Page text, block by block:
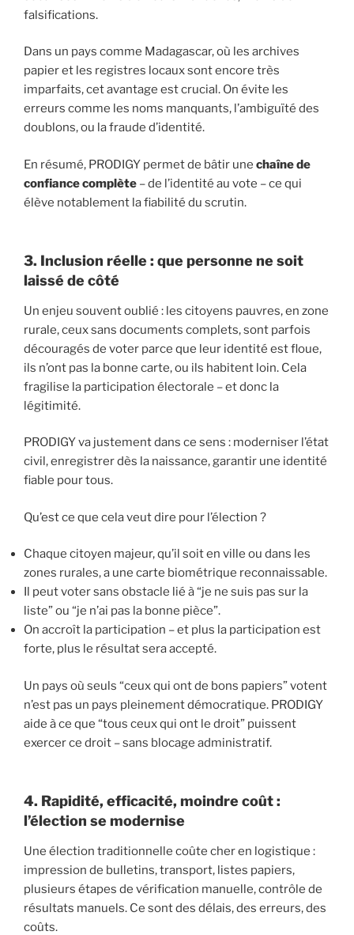
falsifications.
Dans un pays comme Madagascar, où les archives
papier et les registres locaux sont encore très
imparfaits, cet avantage est crucial. On évite les
erreurs comme les noms manquants, l’ambiguïté des
doublons, ou la fraude d’identité.
En résumé, PRODIGY permet de bâtir une chaîne de
confiance complète – de l’identité au vote – ce qui
élève notablement la fiabilité du scrutin.
3. Inclusion réelle : que personne ne soit
laissé de côté
Un enjeu souvent oublié : les citoyens pauvres, en zone
rurale, ceux sans documents complets, sont parfois
découragés de voter parce que leur identité est floue,
ils n’ont pas la bonne carte, ou ils habitent loin. Cela
fragilise la participation électorale – et donc la
légitimité.
PRODIGY va justement dans ce sens : moderniser l’état
civil, enregistrer dès la naissance, garantir une identité
fiable pour tous.
Qu’est ce que cela veut dire pour l’élection ?
Chaque citoyen majeur, qu’il soit en ville ou dans les
zones rurales, a une carte biométrique reconnaissable.
Il peut voter sans obstacle lié à “je ne suis pas sur la
liste” ou “je n’ai pas la bonne pièce”.
On accroît la participation – et plus la participation est
forte, plus le résultat sera accepté.
Un pays où seuls “ceux qui ont de bons papiers” votent
n’est pas un pays pleinement démocratique. PRODIGY
aide à ce que “tous ceux qui ont le droit” puissent
exercer ce droit – sans blocage administratif.
4. Rapidité, efficacité, moindre coût :
l’élection se modernise
Une élection traditionnelle coûte cher en logistique :
impression de bulletins, transport, listes papiers,
plusieurs étapes de vérification manuelle, contrôle de
résultats manuels. Ce sont des délais, des erreurs, des
coûts.